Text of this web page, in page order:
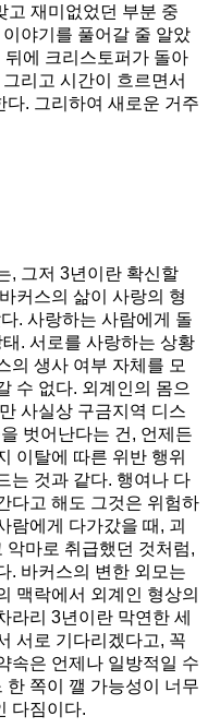
고 재미없었던 부분 중
야기를 풀어갈 줄 알았
에 크리스토퍼가 돌아
리고 시간이 흐르면서
. 그리하여 새로운 거주
, 그저 3년이란 확신할
커스의 삶이 사랑의 형
. 사랑하는 사람에게 돌
. 서로를 사랑하는 상황
의 생사 여부 자체를 모
수 없다. 외계인의 몸으
사실상 구금지역 디스
벗어난다는 건, 언제든
이탈에 따른 위반 행위
는 것과 같다. 행여나 다
다고 해도 그것은 위험하
람에게 다가갔을 때, 괴
악마로 취급했던 것처럼,
. 바커스의 변한 외모는
맥락에서 외계인 형상의
라리 3년이란 막연한 세
서로 기다리겠다고, 꼭
속은 언제나 일방적일 수
한 쪽이 깰 가능성이 너무
다짐이다.